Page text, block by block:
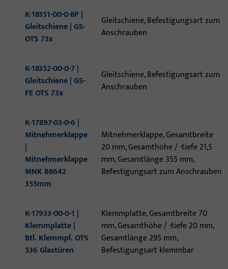
K-18351-00-0-8P |
Gleitschiene | GS-
OTS 73x
Gleitschiene, Befestigungsart zum
Anschrauben
K-18352-00-0-7 |
Gleitschiene | GS-
FE OTS 73x
Gleitschiene, Befestigungsart zum
Anschrauben
K-17897-03-0-6 |
Mitnehmerklappe
|
Mitnehmerklappe
MNK B8642
355mm
Mitnehmerklappe, Gesamtbreite
20 mm, Gesamthöhe / -tiefe 21,5
mm, Gesamtlänge 355 mm,
Befestigungsart zum Anschrauben
K-17933-00-0-1 |
Klemmplatte |
Btl. Klemmpl. OTS
536 Glastüren
Klemmplatte, Gesamtbreite 70
mm, Gesamthöhe / -tiefe 20 mm,
Gesamtlänge 295 mm,
Befestigungsart klemmbar